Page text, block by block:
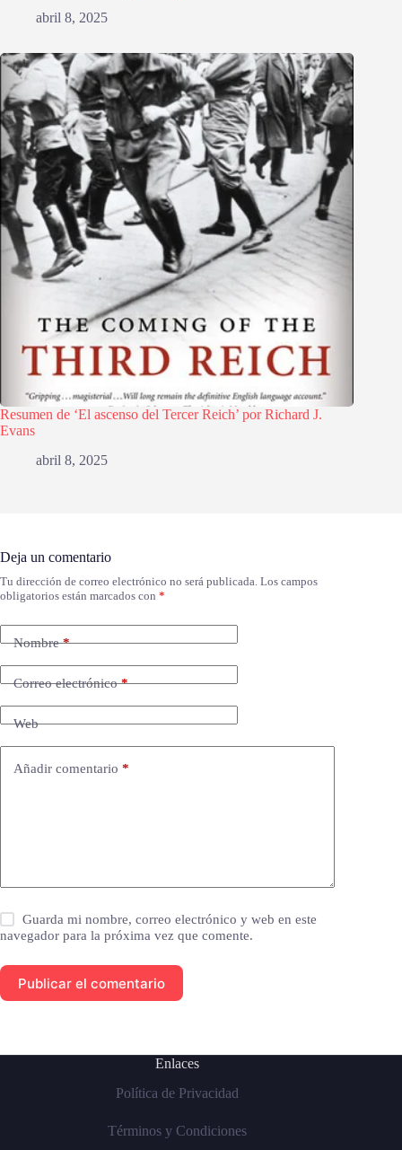
abril 8, 2025
Resumen de ‘El ascenso del Tercer Reich’ por Richard J.
Evans
abril 8, 2025
Deja un comentario
Tu dirección de correo electrónico no será publicada. Los campos
obligatorios están marcados con *
Nombre*
Correo electrónico*
Web
Añadir comentario *
Guarda mi nombre, correo electrónico y web en este
navegador para la próxima vez que comente.
Publicar el comentario
Enlaces
Política de Privacidad
Términos y Condiciones